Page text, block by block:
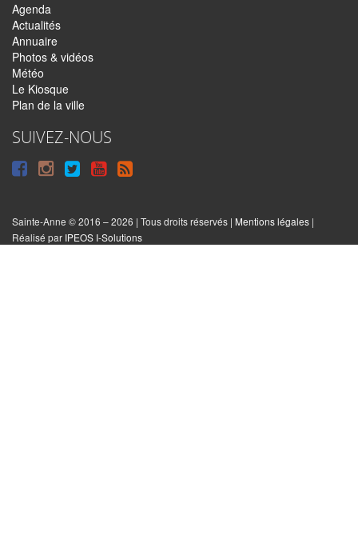
Agenda
Actualités
Annuaire
Photos & vidéos
Météo
Le Kiosque
Plan de la ville
SUIVEZ-NOUS
Suivre
Facebook
Suivre
Instagram
Suivre
Twitter
Syndiquer
le
site
Sainte-Anne © 2016 – 2026 | Tous droits réservés | Mentions légales |
Réalisé par IPEOS I-Solutions
Réinitialiser